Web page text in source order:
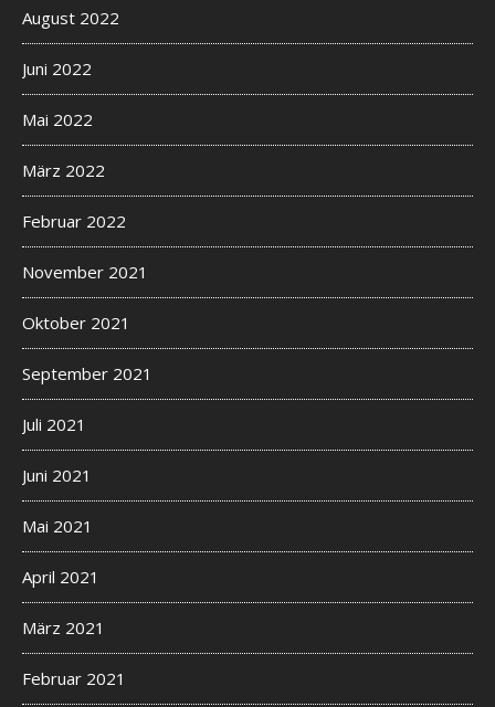
August 2022
Juni 2022
Mai 2022
März 2022
Februar 2022
November 2021
Oktober 2021
September 2021
Juli 2021
Juni 2021
Mai 2021
April 2021
März 2021
Februar 2021